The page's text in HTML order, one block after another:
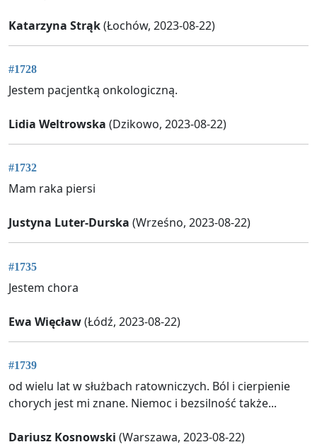
Katarzyna Strąk(Łochów, 2023-08-22)
#1728
Jestem pacjentką onkologiczną.
Lidia Weltrowska (Dzikowo, 2023-08-22)
#1732
Mam raka piersi
Justyna Luter-Durska (Wrześno, 2023-08-22)
#1735
Jestem chora
Ewa Więcław(Łódź, 2023-08-22)
#1739
od wielu lat w służbach ratowniczych. Ból i cierpienie
chorych jest mi znane. Niemoc i bezsilność także...
Dariusz Kosnowski (Warszawa, 2023-08-22)